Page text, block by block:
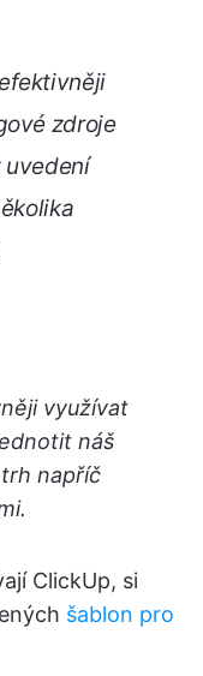
zdroje
uvedení
využívat
náš
napříč
ClickUp, si
šablon pro